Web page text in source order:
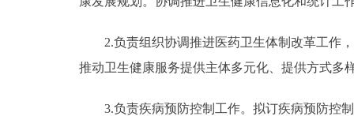
2.负责组织协调推进医药卫生体制改革工作，
推动卫生健康服务提供主体多元化、提供方式多
3.负责疾病预防控制工作。拟订疾病预防控制